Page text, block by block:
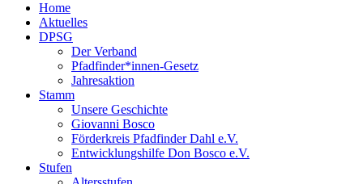
Home
Aktuelles
DPSG
Der Verband
Pfadfinder*innen-Gesetz
Jahresaktion
Stamm
Unsere Geschichte
Giovanni Bosco
Förderkreis Pfadfinder Dahl e.V.
Entwicklungshilfe Don Bosco e.V.
Stufen